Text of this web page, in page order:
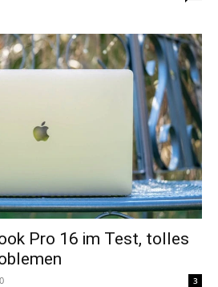
Pro 16 im Test, tolles
3